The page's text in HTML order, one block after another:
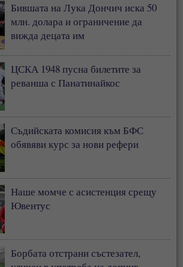
Бившата на Лука Дончич иска 50
млн. долара и ограничение да
вижда децата им
ЦСКА 1948 пусна билетите за
реванша с Панатинайкос
Съдийската комисия към БФС
обявяви курс за нови рефери
Наше момче с асистенция срещу
Ювентус
Борбата отстрани състезател,